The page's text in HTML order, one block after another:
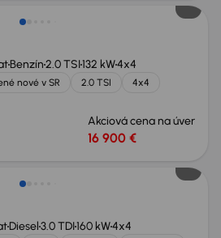
Benzín2.0 TSI132 kW4x4
nové v SR 2.0 TSI
4x4
Akciová cena na úver
16 900 €
Diesel3.0 TDI160 kW4x4